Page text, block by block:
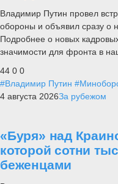
Владимир Путин провел
обороны и объявил сразу о
Подробнее о новых
значимости для фронта в
44 0 0
#Владимир Путин
4 августа 2026За рубежом
«Буря» над
которой сотни
беженцами